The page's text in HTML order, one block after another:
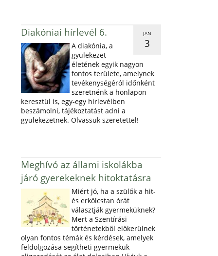
JAN
3
Diakóniai hírlevél 6.
A diakónia, a
gyülekezet
életének egyik nagyon
fontos területe, amelynek
tevékenységéról időnként
szeretnénk a honlapon
keresztül is, egy-egy hirlevélben
beszámolni, tájékoztatást adni a
gyülekezetnek. Olvassuk szeretettel!
Meghívó az állami iskolákba
járó gyerekeknek hitoktatásra
Miért jó, ha a szülők a hit-
és erkölcstan órát
választják gyermeküknek?
Mert a Szentírási
történetekből előkerülnek
olyan fontos témák és kérdések, amelyek
feldolgozása segítheti gyermekük